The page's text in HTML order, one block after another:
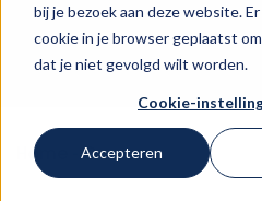
bij je bezoek aan deze website.
cookie in je browser geplaatst
dat je niet gevolgd wilt worden.
Cookie-
Accepteren
Home -Over ons